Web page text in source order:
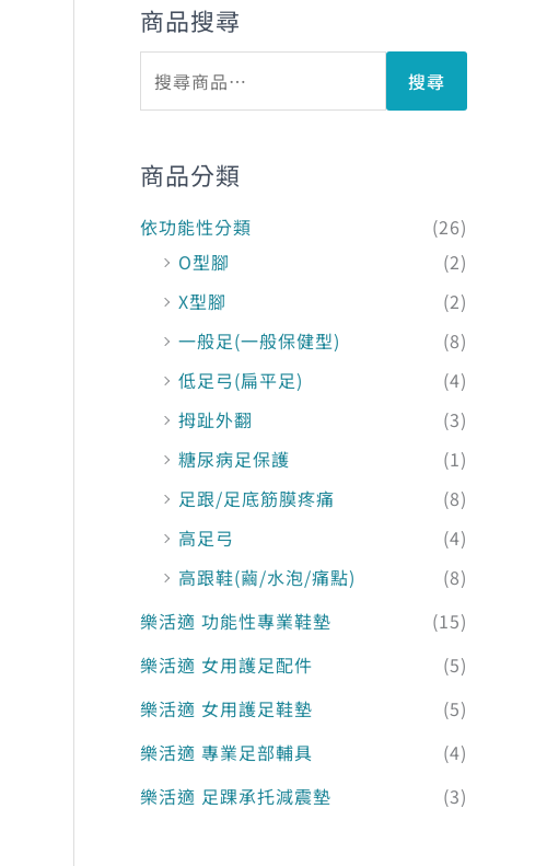
商品搜尋
搜尋
商品分類
依功能性分類
(26)
O型腳
(2)
X型腳
(2)
一般足(一般保健型)
(8)
低足弓(扁平足)
(4)
拇趾外翻
(3)
糖尿病足保護
(1)
足跟/足底筋膜疼痛
(8)
高足弓
(4)
高跟鞋(繭/水泡/痛點)
(8)
樂活適 功能性專業鞋墊
(15)
樂活適 女用護足配件
(5)
樂活適 女用護足鞋墊
(5)
樂活適 專業足部輔具
(4)
樂活適 足踝承托減震墊
(3)